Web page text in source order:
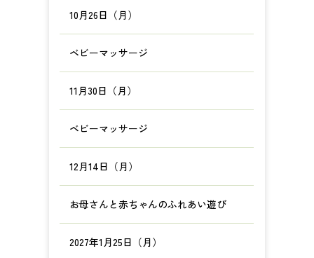
10月26日（月）
ベビーマッサージ
11月30日（月）
ベビーマッサージ
12月14日（月）
お母さんと赤ちゃんのふれあい遊び
2027年1月25日（月）